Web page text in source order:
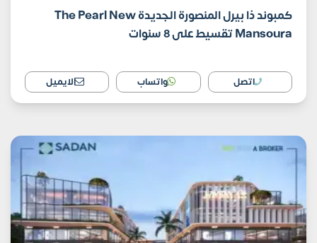
كمبوند ذا بيرل المنصورة الجديدة The Pearl New
Mansoura تقسيط على 8 سنوات
اتصل واتساب الايميل